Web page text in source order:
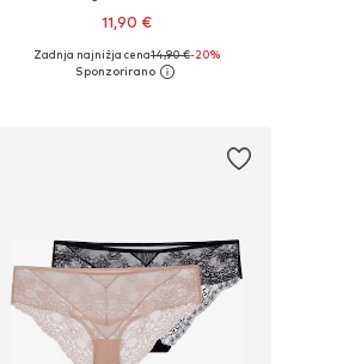
11,90 €
Razpoložljive velikosti: XS, S, M
Zadnja najnižja cena14,90 €-20%